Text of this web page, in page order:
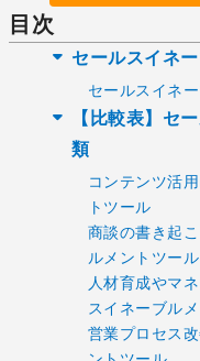
目次
セールスイネ
セールスイネ
【比較表】セ
類
コンテンツ活
トツール
商談の書き起
ルメントツール
人材育成やマ
スイネーブル
営業プロセス